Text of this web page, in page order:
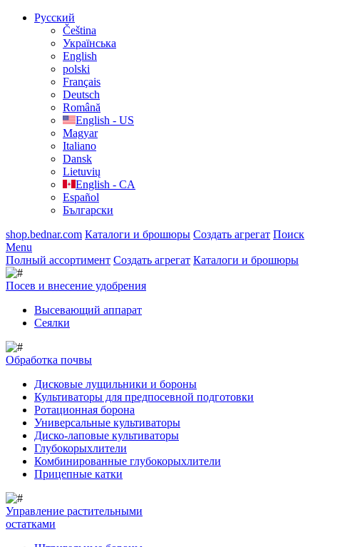
Русский
Čeština
Українська
English
polski
Français
Deutsch
Română
English - US
Magyar
Italiano
Dansk
Lietuvių
English - CA
Español
Български
shop.bednar.com Каталоги и брошюры Создать агрегат Поиск
Menu
Полный ассортимент Создать агрегат Каталоги и брошюры
Посев и внесение удобрения
Высевающий аппарат
Сеялки
Обработка почвы
Дисковые лущильники и бороны
Культиваторы для предпосевной подготовки
Ротационная борона
Универсальные культиваторы
Диско-лаповые культиваторы
Глубокорыхлители
Комбинированные глубокорыхлители
Прицепные катки
Управление растительными
остатками